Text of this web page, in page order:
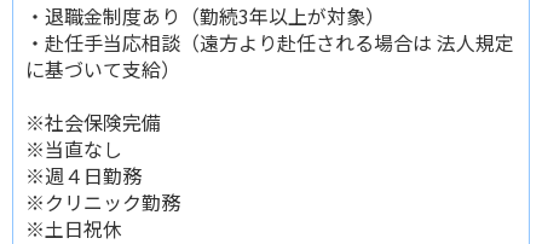
・退職金制度あり（勤続3年以上が対象）
・赴任手当応相談（遠方より赴任される場合は 法人規定
に基づいて支給）
※社会保険完備
※当直なし
※週４日勤務
※クリニック勤務
※土日祝休